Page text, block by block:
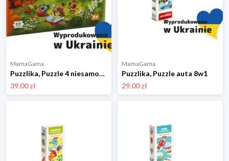
MamaGama
Puzzlika, Puzzle 4 niesamowite pory roku
39.00 zł
MamaGama
Puzzlika, Puzzle auta 8w1
29.00 zł